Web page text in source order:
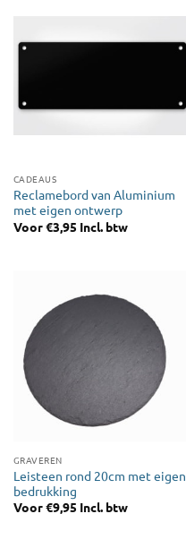
CADEAUS
Reclamebord van Aluminium
met eigen ontwerp
Voor€3,95 Incl. btw
GRAVEREN
Leisteen rond 20cm met eigen
bedrukking
Voor€9,95 Incl. btw